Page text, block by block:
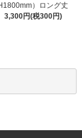
）ロング丈
3,300円(税300円)